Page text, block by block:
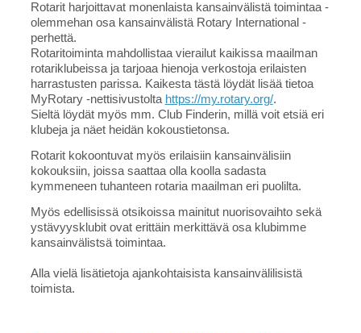
Rotarit harjoittavat monenlaista kansainvälistä toimintaa -
olemmehan osa kansainvälistä Rotary International -
perhettä.
Rotaritoiminta mahdollistaa vierailut kaikissa maailman
rotariklubeissa ja tarjoaa hienoja verkostoja erilaisten
harrastusten parissa. Kaikesta tästä löydät lisää tietoa
MyRotary -nettisivustolta https://my.rotary.org/.
Sieltä löydät myös mm. Club Finderin, millä voit etsiä eri
klubeja ja näet heidän kokoustietonsa.
Rotarit kokoontuvat myös erilaisiin kansainvälisiin
kokouksiin, joissa saattaa olla koolla sadasta
kymmeneen tuhanteen rotaria maailman eri puolilta.
Myös edellisissä otsikoissa mainitut nuorisovaihto sekä
ystävyysklubit ovat erittäin merkittävä osa klubimme
kansainvälistsä toimintaa.
Alla vielä lisätietoja ajankohtaisista kansainvälilisistä
toimista.